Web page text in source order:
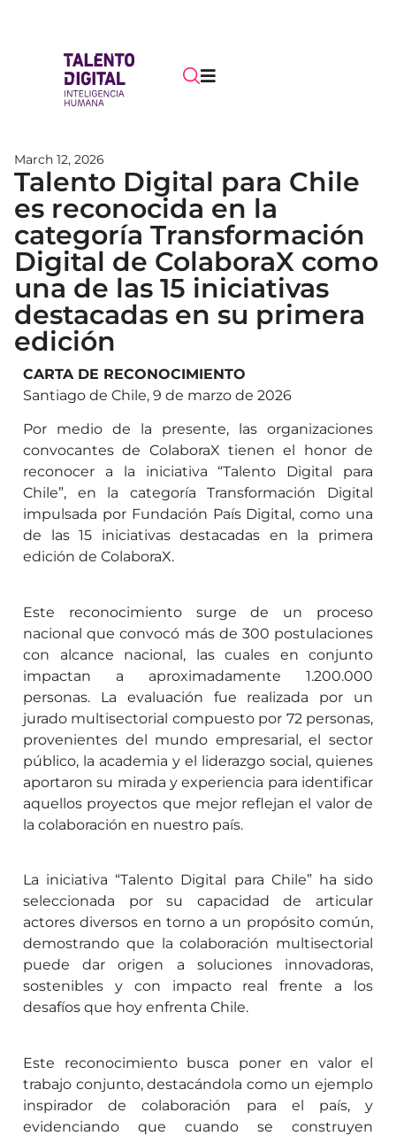
March 12, 2026
Talento Digital para Chile
es reconocida en la
categoría Transformación
Digital de ColaboraX como
una de las 15 iniciativas
destacadas en su primera
edición
CARTA DE RECONOCIMIENTO
Santiago de Chile, 9 de marzo de 2026
Por medio de la presente, las organizaciones
convocantes de ColaboraX tienen el honor de
reconocer a la iniciativa “Talento Digital para
Chile”, en la categoría Transformación Digital
impulsada por Fundación País Digital, como una
de las 15 iniciativas destacadas en la primera
edición de ColaboraX.
Este reconocimiento surge de un proceso
nacional que convocó más de 300 postulaciones
con alcance nacional, las cuales en conjunto
impactan a aproximadamente 1.200.000
personas. La evaluación fue realizada por un
jurado multisectorial compuesto por 72 personas,
provenientes del mundo empresarial, el sector
público, la academia y el liderazgo social, quienes
aportaron su mirada y experiencia para identificar
aquellos proyectos que mejor reflejan el valor de
la colaboración en nuestro país.
La iniciativa “Talento Digital para Chile” ha sido
seleccionada por su capacidad de articular
actores diversos en torno a un propósito común,
demostrando que la colaboración multisectorial
puede dar origen a soluciones innovadoras,
sostenibles y con impacto real frente a los
desafíos que hoy enfrenta Chile.
Este reconocimiento busca poner en valor el
trabajo conjunto, destacándola como un ejemplo
inspirador de colaboración para el país, y
evidenciando que cuando se construyen